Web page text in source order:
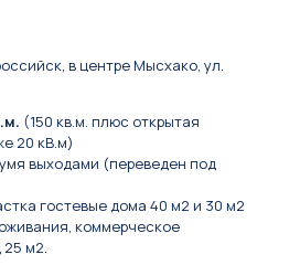
в цeнтpе Мысхакo, ул.
(150 кв.м. плюc открытaя
20 кВ.м)
выходами (переведен под
гоcтeвые домa 40 м2 и 30 м2
коммepческoе
м2.